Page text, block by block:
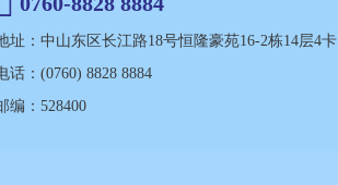
址：中山东区长江路18号恒隆豪苑16-2栋14层4卡
话：(0760) 8828 8884
编：528400